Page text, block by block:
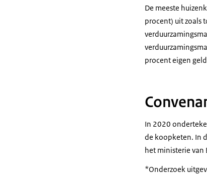
De meeste
procent) uit zoals
procent eigen
In 2020
de koopketen. In
het ministerie van
*Onderzoek